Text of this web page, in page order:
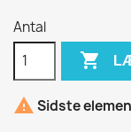
Antal

 Sidste